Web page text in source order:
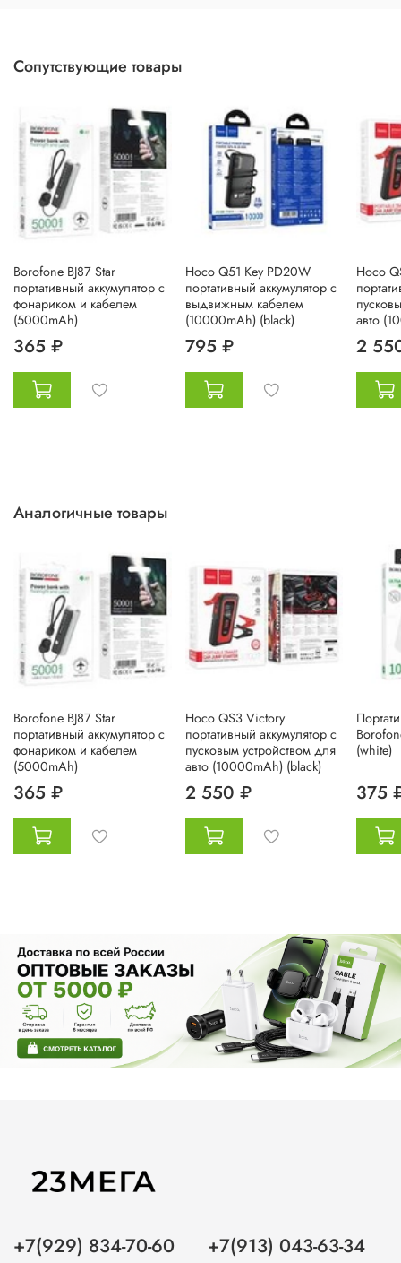
Сопутствующие товары
Borofone BJ87 Star
портативный аккумулятор с
фонариком и кабелем
(5000mAh)
365 ₽
Hoco Q51 Key PD20W
портативный аккумулятор с
выдвижным кабелем
(10000mAh) (black)
795 ₽
Hoco
авто
2
Аналогичные товары
Borofone BJ87 Star
портативный аккумулятор с
фонариком и кабелем
(5000mAh)
365 ₽
Hoco QS3 Victory
портативный аккумулятор с
пусковым устройством для
авто (10000mAh) (black)
2 550 ₽
(white)
375
+7(929) 834-70-60 +7(913) 043-63-34